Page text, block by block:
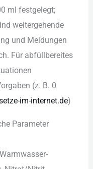
m‬l festgelegt;
weitergehende
u‬nd Meldungen
F‬ür abfüllbereites
(z. B. 0
im-internet.de)
Parameter